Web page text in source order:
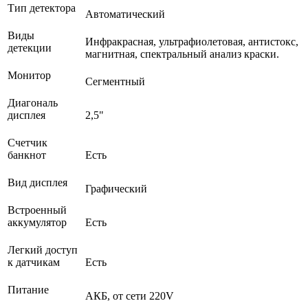
Тип детектора
Автоматический
Виды
детекции
Инфракрасная, ультрафиолетовая, антистокс,
магнитная, спектральный анализ краски.
Монитор
Сегментный
Диагональ
дисплея
2,5"
Счетчик
банкнот
Есть
Вид дисплея
Графический
Встроенный
аккумулятор
Есть
Легкий доступ
к датчикам
Есть
Питание
АКБ, от сети 220V